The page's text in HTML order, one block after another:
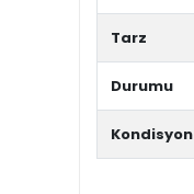
Tarz
Durumu
Kondisyon